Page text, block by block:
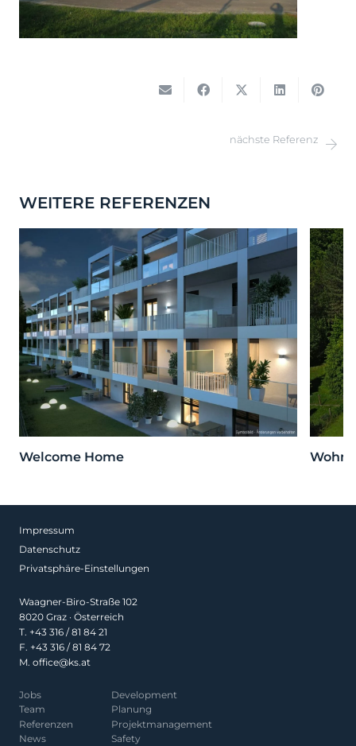
nächste Referenz
WEITERE REFERENZEN
Welcome Home
Impressum
Datenschutz
Privatsphäre-Einstellungen
Waagner-Biro-Straße 102
8020 Graz · Österreich
T. +43 316 / 81 84 21
F. +43 316 / 81 84 72
M. office@ks.at
Jobs
Team
Referenzen
News
Development
Planung
Projekt­management
Safety